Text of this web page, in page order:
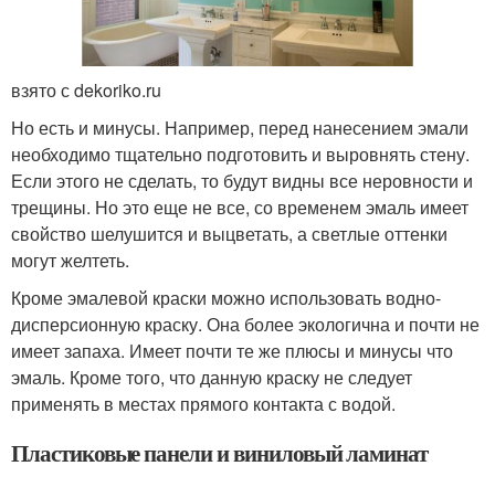
взято с dekoriko.ru
Но есть и минусы. Например, перед нанесением эмали
необходимо тщательно подготовить и выровнять стену.
Если этого не сделать, то будут видны все неровности и
трещины. Но это еще не все, со временем эмаль имеет
свойство шелушится и выцветать, а светлые оттенки
могут желтеть.
Кроме эмалевой краски можно использовать водно-
дисперсионную краску. Она более экологична и почти не
имеет запаха. Имеет почти те же плюсы и минусы что
эмаль. Кроме того, что данную краску не следует
применять в местах прямого контакта с водой.
Пластиковые панели и виниловый ламинат